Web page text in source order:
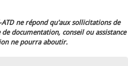
ne répond qu'aux sollicitations de
documentation, conseil ou assistance
ne pourra aboutir.